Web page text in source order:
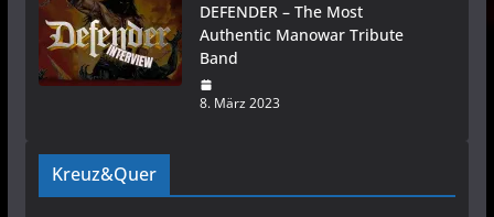
DEFENDER – The Most
Authentic Manowar Tribute
Band
8. März 2023
Kreuz&Quer